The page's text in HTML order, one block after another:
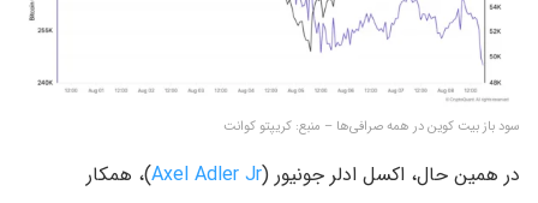
سود باز بیت کوین در همه صرافی‌ها – منبع: کریپتو کوانت
در همین حال، اکسل ادلر جونیور (Axel Adler Jr)، همکار